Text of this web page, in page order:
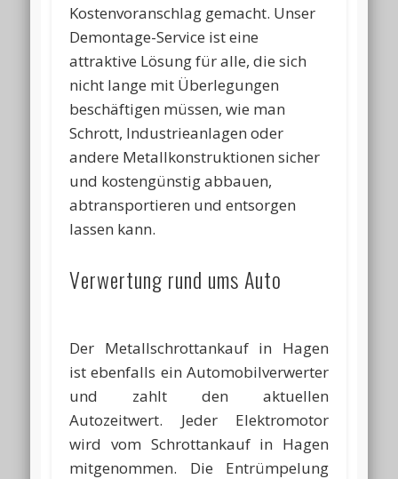
Kostenvoranschlag gemacht. Unser
Demontage-Service ist eine
attraktive Lösung für alle, die sich
nicht lange mit Überlegungen
beschäftigen müssen, wie man
Schrott, Industrieanlagen oder
andere Metallkonstruktionen sicher
und kostengünstig abbauen,
abtransportieren und entsorgen
lassen kann.
Verwertung rund ums Auto
Der Metallschrottankauf in Hagen
ist ebenfalls ein Automobilverwerter
und zahlt den aktuellen
Autozeitwert. Jeder Elektromotor
wird vom Schrottankauf in Hagen
mitgenommen. Die Entrümpelung